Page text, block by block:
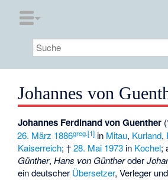
Johannes von
Johannes Ferdinand von Guenther
26. März 1886greg.[1]in Mitau, Kurland,
Kaiserreich; †28. Mai 1973 in Kochel;
Günther,Hans von Güntheroder
ein deutscher Übersetzer, Verleger